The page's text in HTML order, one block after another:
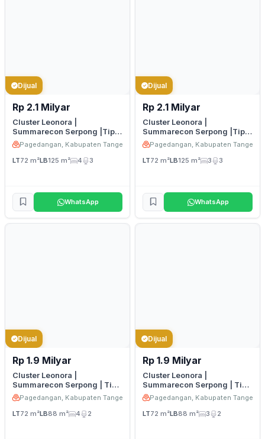
Dijual
Rp 2.1 Milyar
Cluster Leonora |
Summarecon Serpong |Tipe
6 Premium Attic 2
Pagedangan, Kabupaten Tangerang
LT72 m²LB125 m² 4 3
WhatsApp
Dijual
Rp 2.1 Milyar
Cluster Leonora |
Summarecon Serpong |Tipe
6 Premium Attic 1
Pagedangan, Kabupaten
LT72 m²LB125 m² 3 3
WhatsApp
Dijual
Rp 1.9 Milyar
Cluster Leonora |
Summarecon Serpong | Tipe
6 Premium 2
Pagedangan, Kabupaten Tangerang
LT72 m²LB88 m² 4 2
Dijual
Rp 1.9 Milyar
Cluster Leonora |
Summarecon Serpong | Tipe
6 Premium 1
Pagedangan, Kabupaten
LT72 m²LB88 m² 3 2